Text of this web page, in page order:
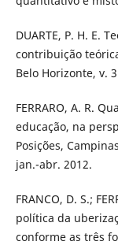
DUARTE, P. H. E.
contribuição
Belo Horizonte, v.
FERRARO, A. R.
educação, na
Posições,
jan.-abr. 2012.
FRANCO, D. S.;
política da
conforme as três